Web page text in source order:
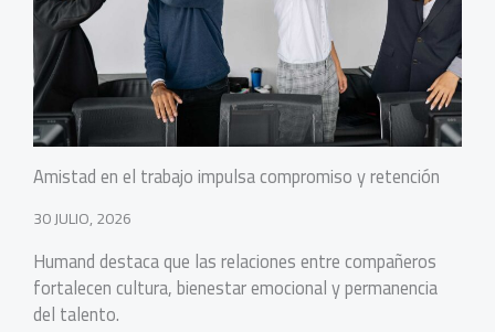
Amistad en el trabajo impulsa compromiso y retención
30 JULIO, 2026
Humand destaca que las relaciones entre compañeros
fortalecen cultura, bienestar emocional y permanencia
del talento.